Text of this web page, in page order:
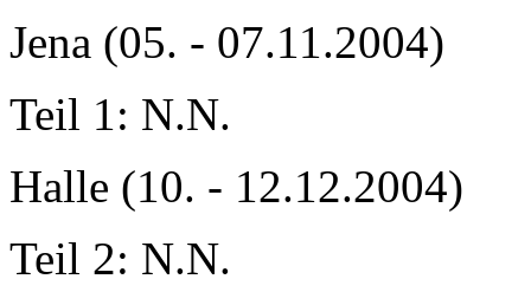
Jena (05. - 07.11.2004)
Teil 1: N.N.
Halle (10. - 12.12.2004)
Teil 2: N.N.